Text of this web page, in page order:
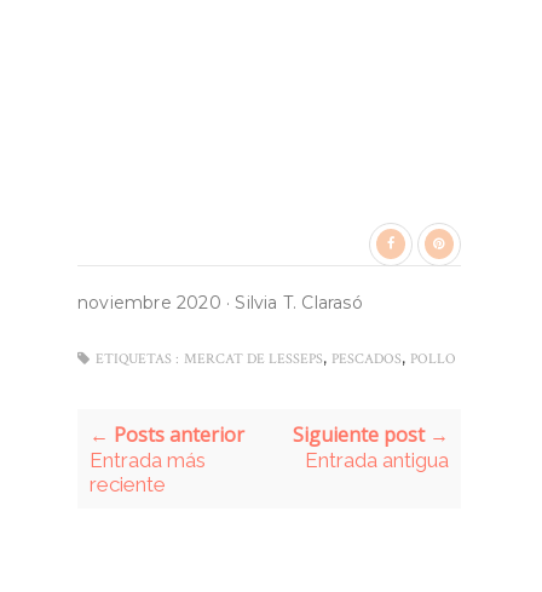
noviembre 2020 · Silvia T. Clarasó
ETIQUETAS : MERCAT DE LESSEPS, PESCADOS, POLLO
← Posts anterior
Entrada más
reciente
Siguiente post →
Entrada antigua